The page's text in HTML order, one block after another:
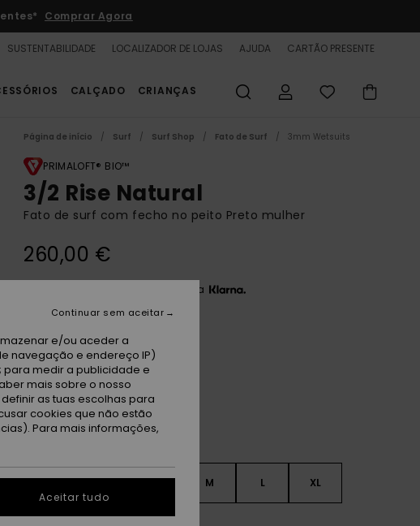
Comprar Agora
SUSTENTABILIDADE LOCALIZADOR DE LOJAS AJUDA CARTÃO PRESENTE
CALÇADO CRIANÇAS
Página de início Surf Surf Shop Fato de Surf 3mm Wetsuits
PRIMALOFT® BIO™
3/2 Rise Natural
Fato de surf com fecho no peito Preto mulher
260,00 €
Paga 3 x 86,67 € sem juros com a
CorSalt Crystal
XXS XS S M L XL
e/ou aceder a
navegação e endereço IP)
medir a publicidade e
mais sobre o nosso
as tuas escolhas para
cookies que não estão
Para mais informações,
Continuar sem aceitar
Aceitar tudo